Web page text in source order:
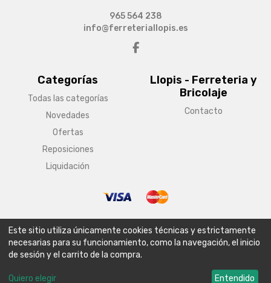
Categorías
Todas las categorías
Novedades
Ofertas
Reposiciones
Liquidación
Llopis - Ferreteria y
Bricolaje
Contacto
965 564 238
info@ferreteriallopis.es
Aviso legal Condiciones generales de venta
Política de envío
Política de privacidad
Política de cookies
Este sitio utiliza únicamente cookies técnicas y estrictamente
necesarias para su funcionamiento, como la navegación, el inicio
de sesión y el carrito de la compra.
Quiero elegir Entendido